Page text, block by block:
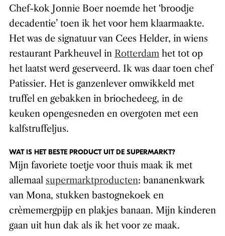
Chef-kok Jonnie Boer noemde het ‘broodje
decadentie’ toen ik het voor hem klaarmaakte.
Het was de signatuur van Cees Helder, in wiens
restaurant Parkheuvel in Rotterdamhet tot op
het laatst werd geserveerd. Ik was daar toen chef
Patissier. Het is ganzenlever omwikkeld met
truffel en gebakken in briochedeeg, in de
keuken opengesneden en overgoten met een
kalfstruffeljus.
WAT IS HET BESTE PRODUCT UIT DE SUPERMARKT?
Mijn favoriete toetje voor thuis maak ik met
allemaal supermarktproducten: bananenkwark
van Mona, stukken bastognekoek en
crèmemergpijp en plakjes banaan. Mijn kinderen
gaan uit hun dak als ik het voor ze maak.